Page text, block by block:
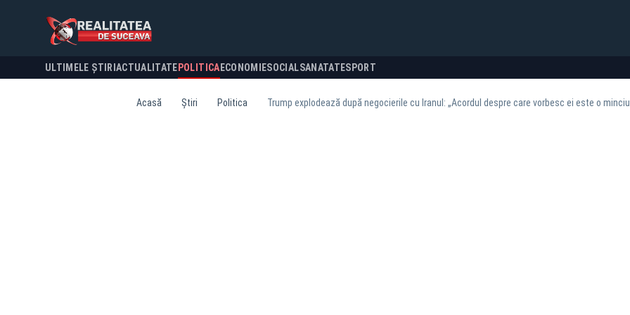
ULTIMELE ȘTIRI ACTUALITATE POLITICA ECONOMIESOCIALSANATATESPORT
Acasă Știri Politica Trump explodează după negocierile cu Iranul: „Acordul despre care vorbesc ei este o